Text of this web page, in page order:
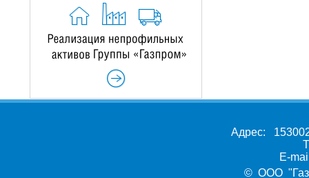
Адрес:
E-
© ООО